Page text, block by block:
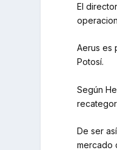
El
Aerus es
Potosí.
Según
De ser
mercado